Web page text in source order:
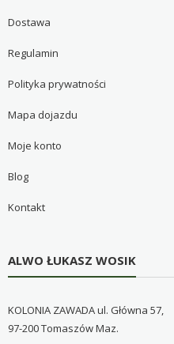
Dostawa
Regulamin
Polityka prywatności
Mapa dojazdu
Moje konto
Blog
Kontakt
ALWO ŁUKASZ WOSIK
KOLONIA ZAWADA ul. Główna 57,
97-200 Tomaszów Maz.